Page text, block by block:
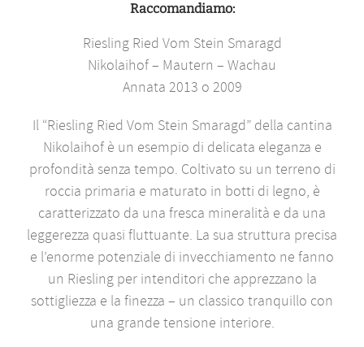
Raccomandiamo:
Riesling Ried Vom Stein Smaragd
Nikolaihof – Mautern – Wachau
Annata 2013 o 2009
Il “Riesling Ried Vom Stein Smaragd” della cantina
Nikolaihof è un esempio di delicata eleganza e
profondità senza tempo. Coltivato su un terreno di
roccia primaria e maturato in botti di legno, è
caratterizzato da una fresca mineralità e da una
leggerezza quasi fluttuante. La sua struttura precisa
e l’enorme potenziale di invecchiamento ne fanno
un Riesling per intenditori che apprezzano la
sottigliezza e la finezza – un classico tranquillo con
una grande tensione interiore.